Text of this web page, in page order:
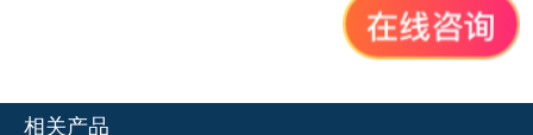
相关产品